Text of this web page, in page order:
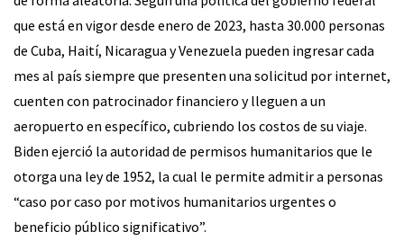
que está en vigor desde enero de 2023, hasta 30.000 personas
de Cuba, Haití, Nicaragua y Venezuela pueden ingresar cada
mes al país siempre que presenten una solicitud por internet,
cuenten con patrocinador financiero y lleguen a un
aeropuerto en específico, cubriendo los costos de su viaje.
Biden ejerció la autoridad de permisos humanitarios que le
otorga una ley de 1952, la cual le permite admitir a personas
“caso por caso por motivos humanitarios urgentes o
beneficio público significativo”.